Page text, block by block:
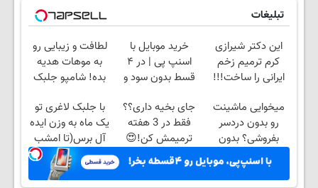
تبلیغات
این دکتر شیرازی
کرم ترمیم زخم
ایرانی را ساخت!!!
خرید موبایل با
اسنپ پی | در ۴
قسط بدون سود و
لطافت و زیبایی رو
به موهات هدیه
بده! شامپو جلبک
میخوایی ماشینت
رو بدون دردسر
بفروشی؟ بدون
کمیسیون
جای بخیه داری؟؟
فقط در 3 هفته
ترمیمش کن!😍
با جلبک لاغری تو
یک ماه به وزن ایده
آل برس(تا امشب
تخفیف ویژه)